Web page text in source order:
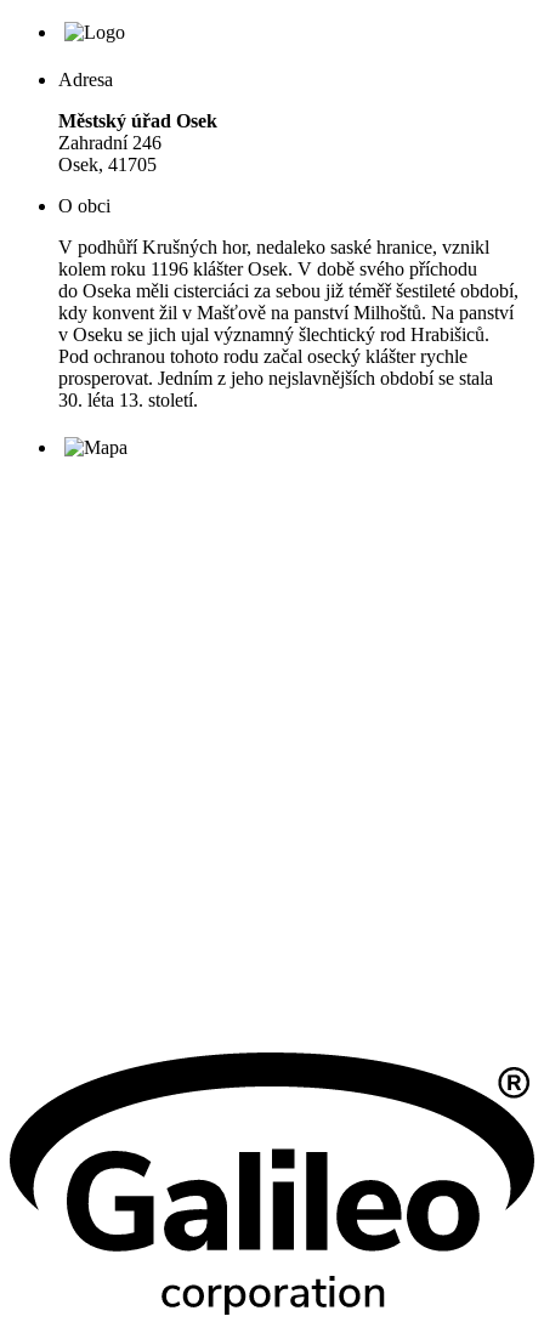
Adresa
Městský úřad Osek
Zahradní 246
Osek, 41705
O obci
V podhůří Krušných hor, nedaleko saské hranice, vznikl
kolem roku 1196 klášter Osek. V době svého příchodu
do Oseka měli cisterciáci za sebou již téměř šestileté období,
kdy konvent žil v Mašťově na panství Milhoštů. Na panství
v Oseku se jich ujal významný šlechtický rod Hrabišiců.
Pod ochranou tohoto rodu začal osecký klášter rychle
prosperovat. Jedním z jeho nejslavnějších období se stala
30. léta 13. století.